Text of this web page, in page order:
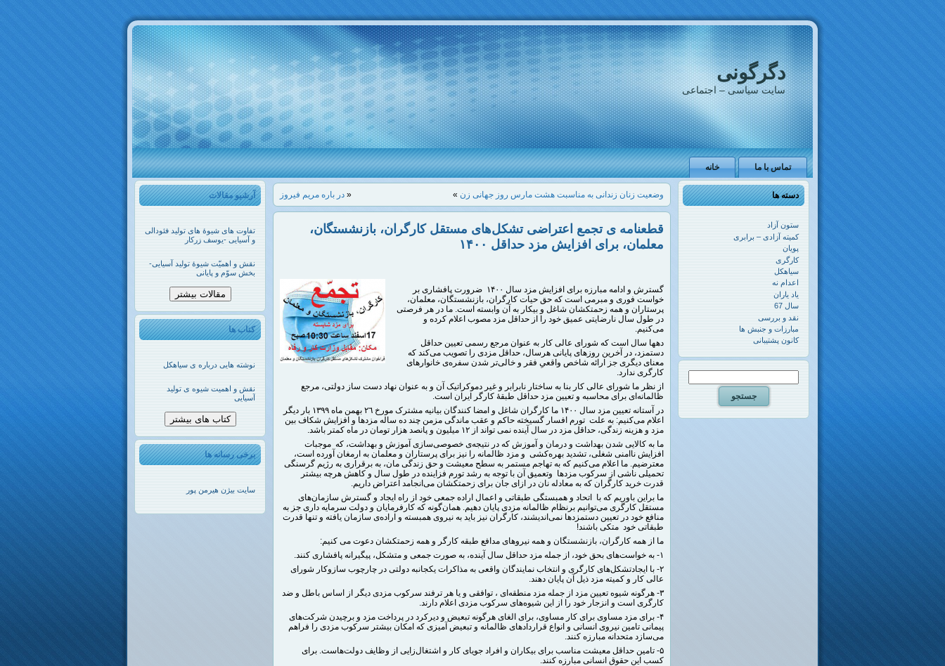
دگرگونی
سایت سیاسی – اجتماعی
خانه تماس با ما
آرشیو مقالات
تفاوت های شیوۀ های تولید فئودالی
و آسیایی -یوسف زرکار
نقش و اهمیّت شیوۀ تولید آسیایی-
بخش سوّم و پایانی
مقالات بیشتر
کتاب ها
نوشته هایی درباره ی سیاهکل
نقش و اهمیت شیوه ی تولید
آسیایی
کتاب های بیشتر
برخی رسانه ها
سایت بیژن هیرمن پور
« در باره مریم فیروز وضعیت زنان زندانی به مناسبت هشت مارس روز جهانی زن »
قطعنامه ‌ی تجمع اعتراضی تشکل‌های مستقل کارگران، بازنشستگان،
معلمان، برای افزایش مزد حداقل ۱۴۰۰
گسترش و ادامه مبارزه برای افزایش مزد سال ۱۴۰۰ ضرورت پافشاری بر
خواست فوری و مبرمی است که حق حیات کارگران، بازنشستگان، معلمان،
پرستاران و همه زحمتکشان شاغل و بیکار به آن وابسته است. ما در هر فرصتی
در طول سال نارضایتی عمیق خود را از حداقل مزد مصوب اعلام کرده و
می‌کنیم.
دهها سال است که شورای عالی کار به عنوان مرجع رسمی تعیین حداقل
دستمزد، در آخرین روزهای پایانی هرسال، حداقل مزدی را تصویب می‌کند که
معنای دیگری جز ارائه شاخص واقعیِ فقر و خالی‌تر شدن سفره‌‌ی خانوارهای
کارگری ندارد.
از نظر ما شورای عالی کار بنا به ساختار نابرابر و غیر دموکراتیک آن و به عنوان نهاد دست ساز دولتی، مرجع
ظالمانه‌ای برای محاسبه و تعیین مزد حداقل طبقۀ کارگر ایران است.
در آستانه تعیین مزد سال ۱۴۰۰ ما کارگران شاغل و امضا کنندگان بیانیه مشترک مورخ ۲٦ بهمن ماه ۱۳٩٩ بار دیگر
اعلام می‌کنیم: به علت تورم افسار گسیخته حاکم و عقب ماندگی مزمن چند ده ساله مزدها و افزایش شکاف بین
مزد و هزینه زندگی، حداقل مزد در سال آینده نمی تواند از ۱۲ میلیون و پانصد هزار تومان در ماه کمتر باشد.
ما به کالایی شدن بهداشت و درمان و آموزش که در نتیجه‌ی خصوصی‌سازی آموزش و بهداشت، که موجبات
افزایش ناامنی شغلی، تشدید بهره‌کشی و مزد ظالمانه را نیز برای پرستاران و معلمان به ارمغان آورده است،
معترضیم. ما اعلام می‌کنیم که به تهاجم مستمر به سطح معیشت و حق زندگی مان، به برقراری به رژیم گرسنگی
تحمیلی ناشی از سرکوب مزدها وتعمیق آن با توجه به رشد تورم فزاینده در طول سال و کاهش هرچه بیشتر
قدرت خرید کارگران که به معادله نان در ازای جان برای زحمتکشان می‌انجامد اعتراض داریم.
ما براین باوریم که با اتحاد و همبستگی طبقاتی و اعمال اراده جمعی خود از راه ایجاد و گسترش سازمان‌های
مستقل کارگری می‌توانیم برنظام ظالمانه مزدی پایان دهیم. همان‌گونه که کارفرمایان و دولت سرمایه داری جز به
منافع خود در تعیین دستمزد‌ها نمی‌اندیشند، کارگران نیز باید به نیروی همبسته و اراده‌ی سازمان یافته و تنها قدرت
طبقاتی خود متکی باشند!
ما از همه کارگران، بازنشستگان و همه نیرو‌های مدافع طبقه کارگر و همه زحمتکشان دعوت می کنیم:
۱- به خواست‌های بحق خود، از جمله مزد حداقل سال آینده، به صورت جمعی و متشکل، پیگیرانه پافشاری کنند.
۲- با ایجادتشکل‌های کارگری و انتخاب نمایندگان واقعی به مذاکرات یکجانبه دولتی در چارچوب سازوکار شورای
عالی کار و کمیته مزد ذیل آن پایان دهند.
۳- هرگونه شیوه تعیین مزد از جمله مزد منطقه‌ای ، توافقی و یا هر ترفند سرکوب مزدی دیگر از اساس باطل و ضد
کارگری است و انزجار خود را از این شیوه‌های سرکوب مزدی اعلام دارند.
۴- برای مزد مساوی برای کار مساوی، برای الغای هرگونه تبعیض و دیرکرد در پرداخت مزد و برچیدن شرکت‌های
پیمانی تامین نیروی انسانی و انواع قراردادهای ظالمانه و تبعیض آمیزی که امکان بیشتر سرکوب مزدی را فراهم
می‌سازد متحدانه مبارزه کنند.
۵- تامین حداقل معیشت مناسب برای بیکاران و افراد جویای کار و اشتغال‌زایی از وظایف دولت‌هاست. برای
کسب این حقوق انسانی مبارزه کنند.
دسته ها
ستون آزاد
کمیته آزادی – برابری
پویان
کارگری
سیاهکل
اعدام نه
یاد یاران
سال 67
نقد و بررسی
مبارزات و جنبش ها
کانون پشتیبانی